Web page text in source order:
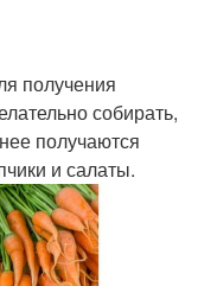
получения
собирать,
получаются
и салаты.